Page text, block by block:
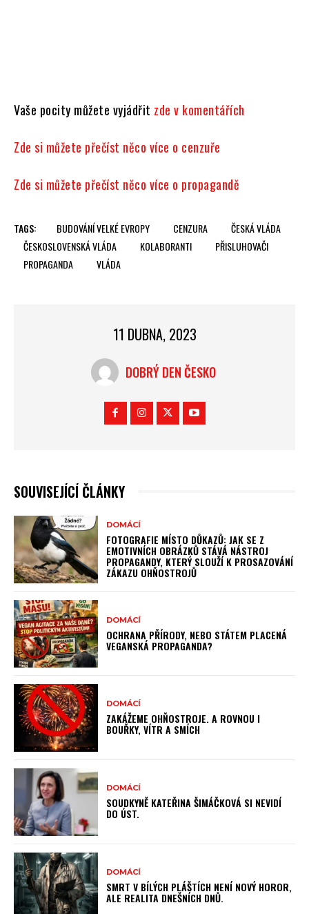
Vaše pocity můžete vyjádřit zde v komentářích
Zde si můžete přečíst něco více o cenzuře
Zde si můžete přečíst něco více o propagandě
TAGS: BUDOVÁNÍ VELKÉ EVROPY CENZURA
ČESKÁ VLÁDA
ČESKOSLOVENSKÁ VLÁDA
KOLABORANTI
PŘISLUHOVAČI
PROPAGANDA
VLÁDA
11 DUBNA, 2023
DOBRÝ DEN ČESKO
SOUVISEJÍCÍ ČLÁNKY
DOMÁCÍ
FOTOGRAFIE MÍSTO DŮKAZŮ: JAK SE Z
EMOTIVNÍCH OBRÁZKŮ STÁVÁ NÁSTROJ
PROPAGANDY, KTERÝ SLOUŽÍ K PROSAZOVÁNÍ
ZÁKAZU OHŇOSTROJŮ
DOMÁCÍ
OCHRANA PŘÍRODY, NEBO STÁTEM PLACENÁ
VEGANSKÁ PROPAGANDA?
DOMÁCÍ
ZAKÁŽEME OHŇOSTROJE. A ROVNOU I
BOUŘKY, VÍTR A SMÍCH
DOMÁCÍ
SOUDKYNĚ KATEŘINA ŠIMÁČKOVÁ SI NEVIDÍ
DO ÚST.
DOMÁCÍ
SMRT V BÍLÝCH PLÁŠTÍCH NENÍ NOVÝ HOROR,
ALE REALITA DNEŠNÍCH DNŮ.